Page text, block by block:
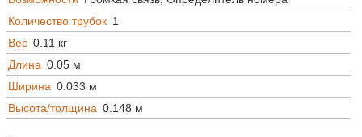
Количество трубок 1
Вес 0.11 кг
Длина 0.05 м
Ширина 0.033 м
Высота/толщина 0.148 м